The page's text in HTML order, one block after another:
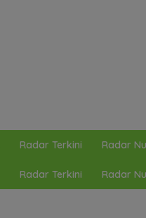
Radar Terkini Radar
Radar Terkini Radar